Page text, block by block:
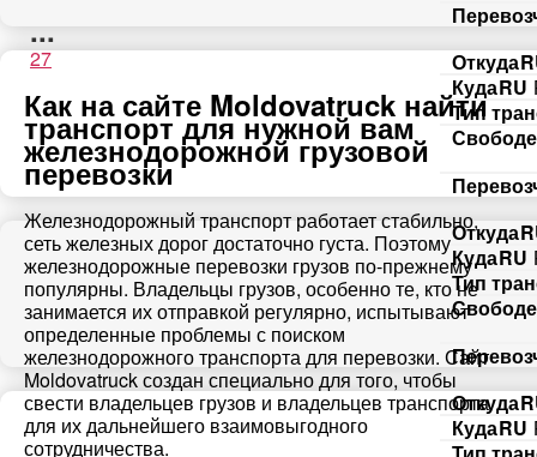
Откуда
КудаRU
Тип
Откуда
КудаRU
Тип
Откуда
КудаRU
...
27
Как на сайте Moldovatruck найти
транспорт для нужной вам
железнодорожной грузовой
перевозки
Железнодорожный транспорт работает стабильно,
сеть железных дорог достаточно густа. Поэтому
железнодорожные перевозки грузов по-прежнему
популярны. Владельцы грузов, особенно те, кто не
занимается их отправкой регулярно, испытывают
определенные проблемы с поиском
железнодорожного транспорта для перевозки. Сайт
Moldovatruck создан специально для того, чтобы
свести владельцев грузов и владельцев транспорта
для их дальнейшего взаимовыгодного
сотрудничества.